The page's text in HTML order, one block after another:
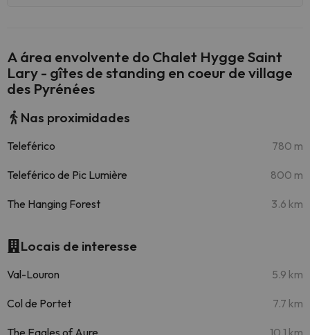
A área envolvente do Chalet Hygge Saint
Lary - gîtes de standing en coeur de village
des Pyrénées
Nas proximidades
Teleférico 780 m
Teleférico de Pic Lumière 800 m
The Hanging Forest 3.6 km
Locais de interesse
Val-Louron 5.9 km
Col de Portet 7.7 km
The Eagles of Aure 10.1 km